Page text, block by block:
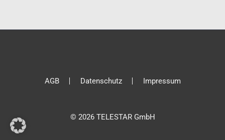
AGB Datenschutz Impressum
© 2026 TELESTAR GmbH